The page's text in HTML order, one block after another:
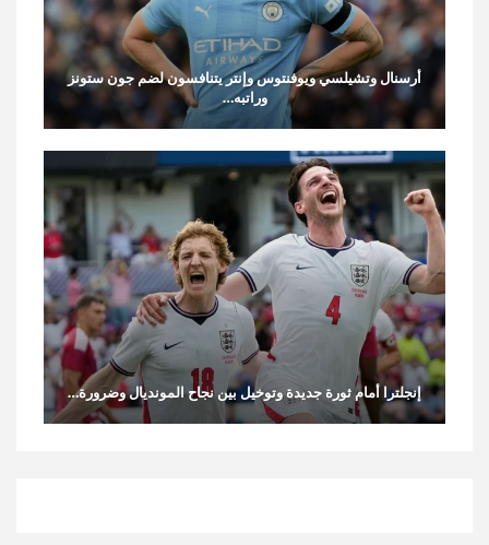
أرسنال وتشيلسي ويوفنتوس وإنتر يتنافسون لضم جون ستونز
وراتبه…
إنجلترا أمام ثورة جديدة وتوخيل بين نجاح المونديال وضرورة…